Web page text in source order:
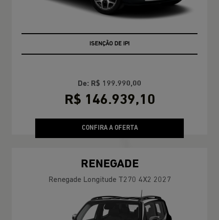
+ BÔNUS DE FÁBRICA
De: R$ 199.990,00
R$ 146.939,10
CONFIRA A OFERTA
RENEGADE
Renegade Longitude T270 4X2 2027